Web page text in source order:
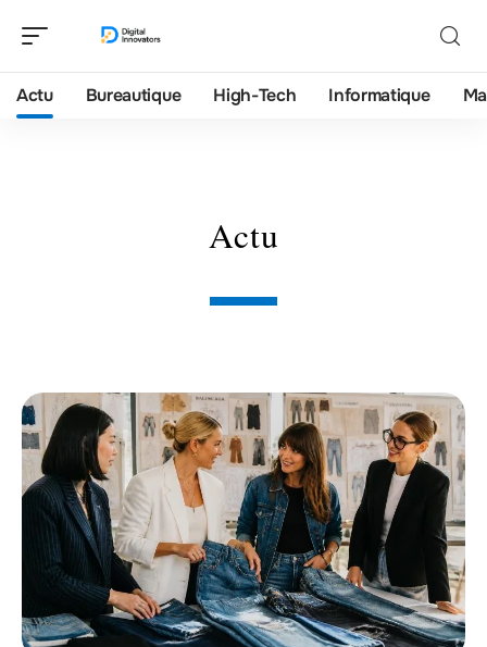
Actu Bureautique High-Tech Informatique
Actu